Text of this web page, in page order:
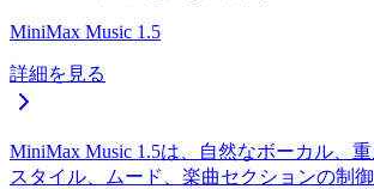
MiniMax Music 1.5
詳細を見る
MiniMax Music 1.5は、自然なボーカル、重
スタイル、ムード、楽曲セクションの制